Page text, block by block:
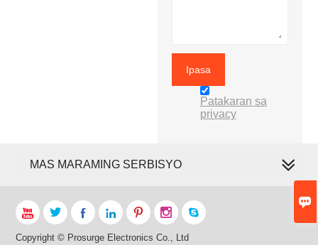

Ipasa
Patakaran sa
privacy
MAS MARAMING SERBISYO
      
Copyright © Prosurge Electronics Co., Ltd